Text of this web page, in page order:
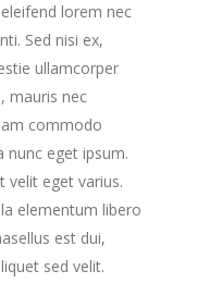
lorem nec
Sed nisi ex,
ullamcorper
mauris nec
commodo
nunc eget ipsum.
velit eget varius.
elementum libero
est dui,
sed velit.